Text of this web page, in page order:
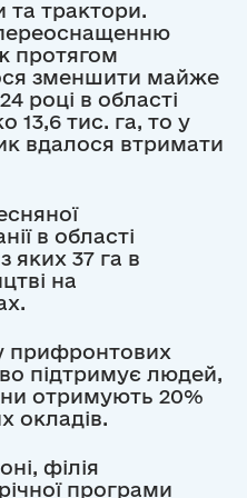
та трактори.
протягом
зменшити майже
році в області
13,6 тис. га, то у
вдалося втримати
в області
яких 37 га в
на
прифронтових
підтримує людей,
отримують 20%
окладів.
філія
програми